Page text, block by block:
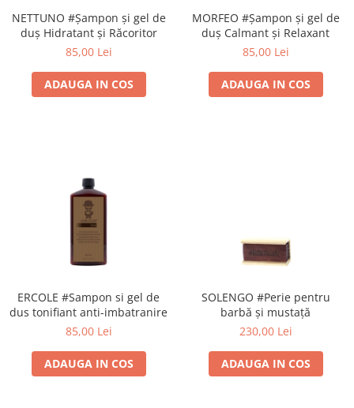
NETTUNO #Șampon și gel de
duș Hidratant și Răcoritor
85,00 Lei
ADAUGA IN COS
MORFEO #Șampon și gel de
duș Calmant și Relaxant
85,00 Lei
ADAUGA IN COS
ERCOLE #Sampon si gel de
dus tonifiant anti-imbatranire
85,00 Lei
ADAUGA IN COS
SOLENGO #Perie pentru
barbă și mustață
230,00 Lei
ADAUGA IN COS